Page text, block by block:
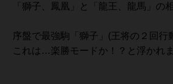
「獅子、鳳凰」と「龍王、龍馬」の
序盤で最強駒「獅子」(王将の２回行
これは…楽勝モードか！？と浮かれ